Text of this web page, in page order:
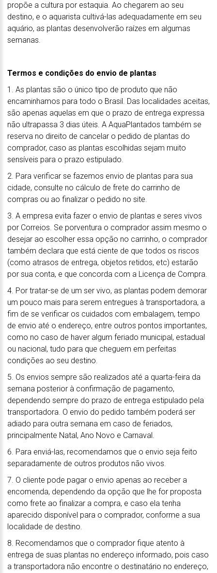
propõe a cultura por estaquia. Ao chegarem ao seu
destino, e o aquarista cultivá-las adequadamente em seu
aquário, as plantas desenvolverão raízes em algumas
semanas.
Termos e condições do envio de plantas
1. As plantas são o único tipo de produto que não
encaminhamos para todo o Brasil. Das localidades aceitas,
são apenas aquelas em que o prazo de entrega expressa
não ultrapassa 3 dias úteis. A AquaPlantados também se
reserva no direito de cancelar o pedido de plantas do
comprador, caso as plantas escolhidas sejam muito
sensíveis para o prazo estipulado.
2. Para verificar se fazemos envio de plantas para sua
cidade, consulte no cálculo de frete do carrinho de
compras ou ao finalizar o pedido no site.
3. A empresa evita fazer o envio de plantas e seres vivos
por Correios. Se porventura o comprador assim mesmo o
desejar ao escolher essa opção no carrinho, o comprador
também declara que está ciente de que todos os riscos
(como atrasos de entrega, objetos retidos, etc) estarão
por sua conta, e que concorda com a Licença de Compra.
4. Por tratar-se de um ser vivo, as plantas podem demorar
um pouco mais para serem entregues à transportadora, a
fim de se verificar os cuidados com embalagem, tempo
de envio até o endereço, entre outros pontos importantes,
como no caso de haver algum feriado municipal, estadual
ou nacional, tudo para que cheguem em perfeitas
condições ao seu destino.
5. Os envios sempre são realizados até a quarta-feira da
semana posterior à confirmação de pagamento,
dependendo sempre do prazo de entrega estipulado pela
transportadora. O envio do pedido também poderá ser
adiado para outra semana em caso de feriados,
principalmente Natal, Ano Novo e Carnaval.
6. Para enviá-las, recomendamos que o envio seja feito
separadamente de outros produtos não vivos.
7. O cliente pode pagar o envio apenas ao receber a
encomenda, dependendo da opção que lhe for proposta
como frete ao finalizar a compra, e caso ela tenha
aparecido disponível para o comprador, conforme a sua
localidade de destino.
8. Recomendamos que o comprador fique atento à
entrega de suas plantas no endereço informado, pois caso
a transportadora não encontre o destinatário no endereço,